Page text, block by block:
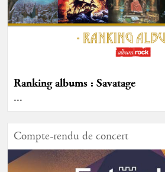
Ranking albums : Savatage
...
Compte-rendu de concert